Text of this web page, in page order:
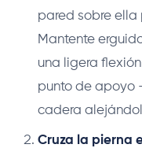
pared sobre ella
Mantente
una ligera
punto de apoyo
cadera
Cruza la pierna